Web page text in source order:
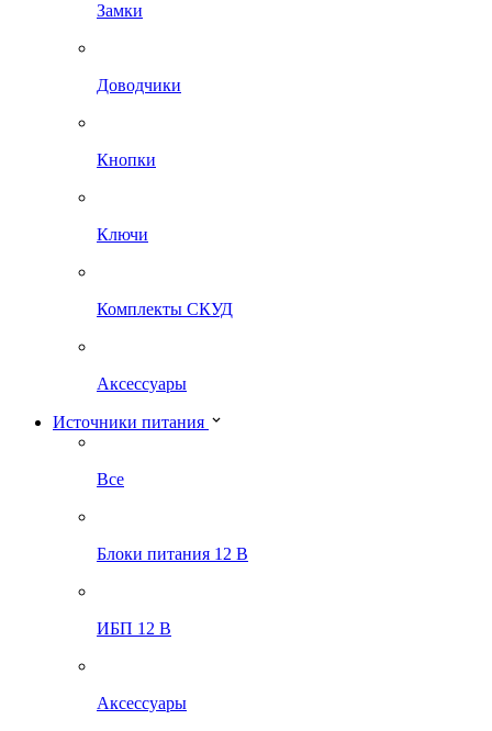
Замки
Доводчики
Кнопки
Ключи
Комплекты СКУД
Аксессуары
Источники питания
Все
Блоки питания 12 В
ИБП 12 В
Аксессуары